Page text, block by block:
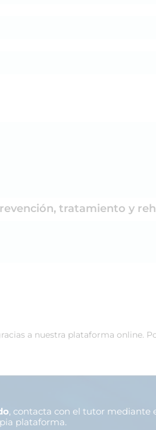
tratamiento y
a nuestra plataforma online.
, contacta con el tutor mediante
plataforma.